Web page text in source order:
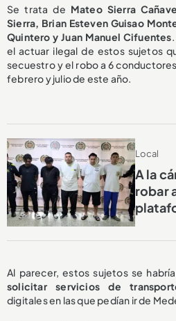
Se trata de Mateo Sierra
Sierra, Brian Esteven Guisao
Quintero y Juan Manuel Cifuentes
el actuar ilegal de estos sujetos
secuestro y el robo a 6
febrero y julio de este año.
Local
A la
robar
Al parecer, estos sujetos se
solicitar servicios de
digitales en las que pedían ir de